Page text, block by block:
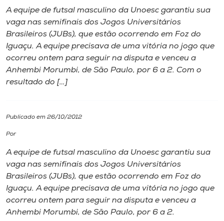
Portal de Ensino
A
Unoesc
Internacionalização
Cultura
CPA
A equipe de futsal masculino da Unoesc garantiu sua
vaga nas semifinais dos Jogos Universitários
Brasileiros (JUBs), que estão ocorrendo em Foz do
Iguaçu. A equipe precisava de uma vitória no jogo que
ocorreu ontem para seguir na disputa e venceu a
Anhembi Morumbi, de São Paulo, por 6 a 2. Com o
resultado do […]
Publicado em 26/10/2012
Por
A equipe de futsal masculino da Unoesc garantiu sua
vaga nas semifinais dos Jogos Universitários
Brasileiros (JUBs), que estão ocorrendo em Foz do
Iguaçu. A equipe precisava de uma vitória no jogo que
ocorreu ontem para seguir na disputa e venceu a
Anhembi Morumbi, de São Paulo, por 6 a 2.